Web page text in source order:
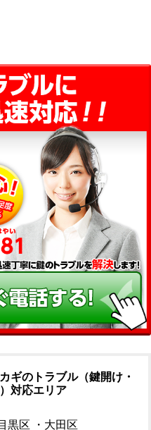
ギのトラブル（鍵開け・
対応エリア
黒区
・大田区